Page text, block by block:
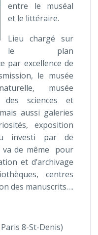
entre le muséal
et le littéraire.
Lieu chargé sur
le plan
par excellence de
le musée
musée
des sciences et
aussi galeries
exposition
investi par de
va de même pour
et d’archivage
centres
des manuscrits….
8-­St-­Denis)